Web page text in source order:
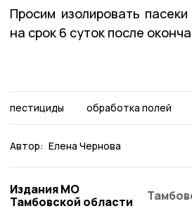
Просим изолировать
на срок 6 суток после
пестициды обработка полей
Автор: Елена Чернова
Издания МО
Тамбовской области